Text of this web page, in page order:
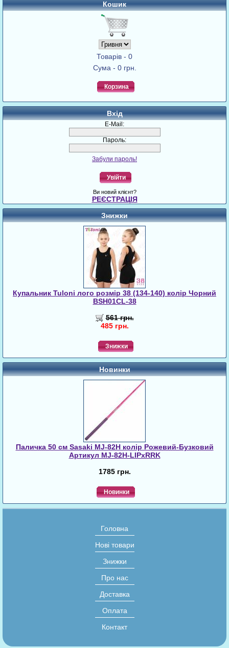
Кошик
Товарів - 0
Сума - 0 грн.
Корзина
Вхід
E-Mail:
Пароль:
Забули пароль!
Увійти
Ви новий клієнт?
РЕЄСТРАЦІЯ
Знижки
Купальник Tuloni лого розмір 38 (134-140) колір Чорний
BSH01CL-38
561 грн.
485 грн.
Знижки
Новинки
Паличка 50 см Sasaki MJ-82H колір Рожевий-Бузковий
Артикул MJ-82H-LIPxRRK
1785 грн.
Новинки
Головна
Нові товари
Знижки
Про нас
Доставка
Оплата
Контакт